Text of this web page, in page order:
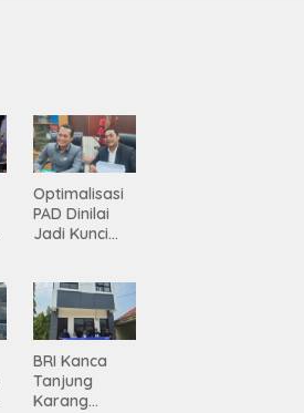
Optimalisasi
PAD Dinilai
Jadi Kunci
n
Infrastruktur
Lampung
BRI Kanca
Tanjung
Karang